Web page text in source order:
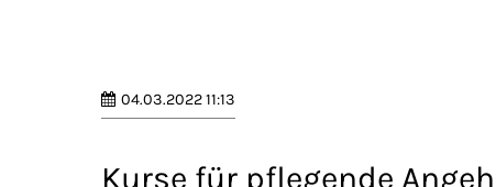
04.03.2022 11:13
Kurse für pflegende